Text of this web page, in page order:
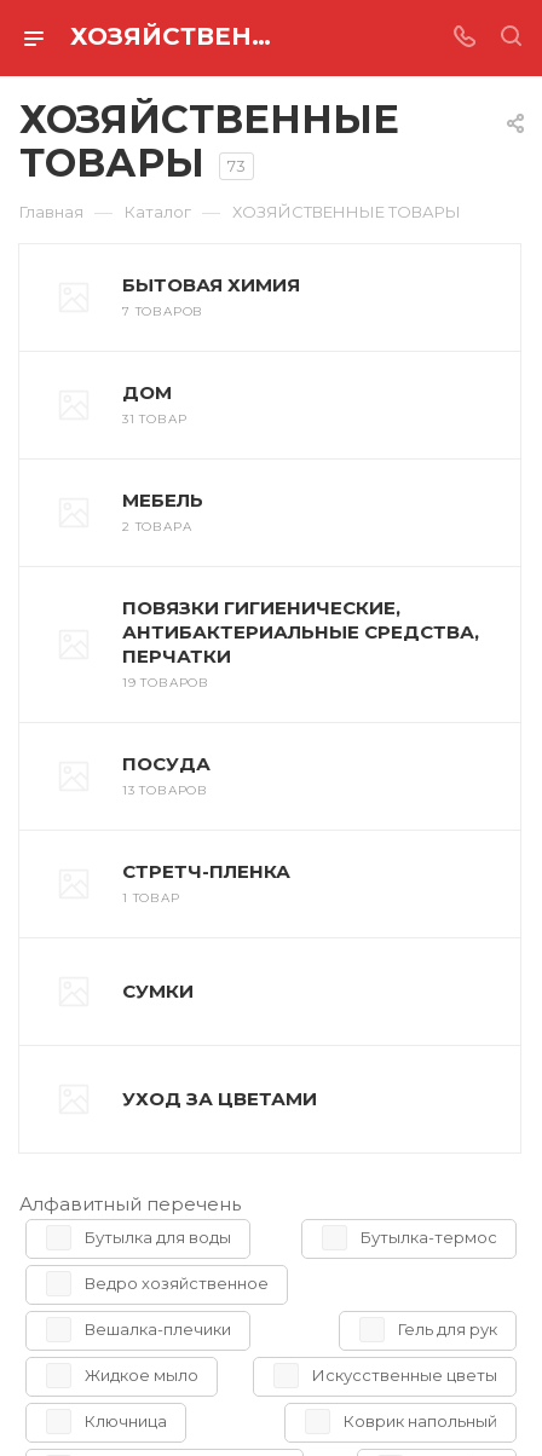
ХОЗЯЙСТВЕННЫЕ ТОВАРЫ
ХОЗЯЙСТВЕННЫЕ
ТОВАРЫ
73
Главная — Каталог — ХОЗЯЙСТВЕННЫЕ ТОВАРЫ
БЫТОВАЯ ХИМИЯ
7 ТОВАРОВ
ДОМ
31 ТОВАР
МЕБЕЛЬ
2 ТОВАРА
ПОВЯЗКИ ГИГИЕНИЧЕСКИЕ,
АНТИБАКТЕРИАЛЬНЫЕ СРЕДСТВА,
ПЕРЧАТКИ
19 ТОВАРОВ
ПОСУДА
13 ТОВАРОВ
СТРЕТЧ-ПЛЕНКА
1 ТОВАР
СУМКИ
УХОД ЗА ЦВЕТАМИ
Алфавитный перечень
Бутылка для воды Бутылка-термос
Ведро хозяйственное
Вешалка-плечики Гель для рук
Жидкое мыло Искусственные цветы
Ключница Коврик напольный